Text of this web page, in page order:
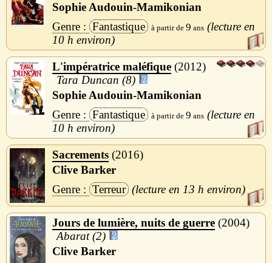
Sophie Audouin-Mamikonian
Fantastique
9
10 h
L'impératrice maléfique 2012
Tara Duncan (8)
Sophie Audouin-Mamikonian
Fantastique
9
10 h
Sacrements 2016
Clive Barker
Terreur
13 h
Jours de lumière, nuits de guerre 2004
Abarat (2)
Clive Barker